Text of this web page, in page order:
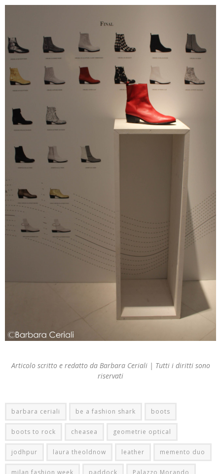
Articolo scritto e redatto da Barbara Ceriali | Tutti i diritti sono
riservati
barbara ceriali be a fashion shark boots
boots to rock cheasea geometrie optical
jodhpur laura theoldnow leather memento duo